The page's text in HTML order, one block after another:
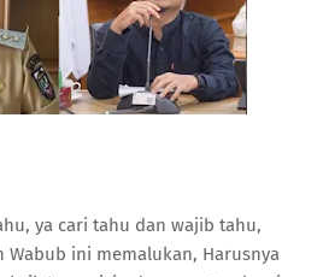
ya cari tahu dan wajib tahu,
Wabub ini memalukan, Harusnya